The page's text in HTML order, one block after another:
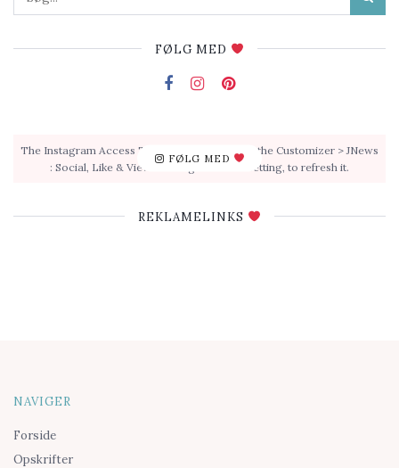
FØLG MED
FØLG MED
The Instagram Access Token is expired, Go to the Customizer > JNews
: Social, Like & View > Instagram Feed Setting, to refresh it.
REKLAMELINKS
NAVIGER
Forside
Opskrifter